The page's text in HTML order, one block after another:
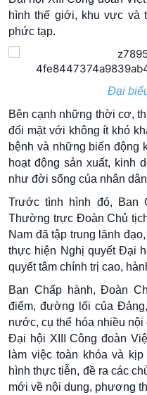
hình thế giới, khu vực và
phức tạp.
Đại
Bên cạnh những thời cơ,
đối mặt với không ít khó
bệnh và những biến động
hoạt động sản xuất, kinh
như đời sống của nhân
Trước tình hình đó, Ban
Thường trực Đoàn Chủ
Nam đã tập trung lãnh
thực hiện Nghị quyết Đại
quyết tâm chính trị cao,
Ban Chấp hành, Đoàn
điểm, đường lối của
nước, cụ thể hóa nhiều
Đại hội XIII Công đoàn
làm việc toàn khóa và
hình thực tiễn, đề ra các
mới về nội dung, phương